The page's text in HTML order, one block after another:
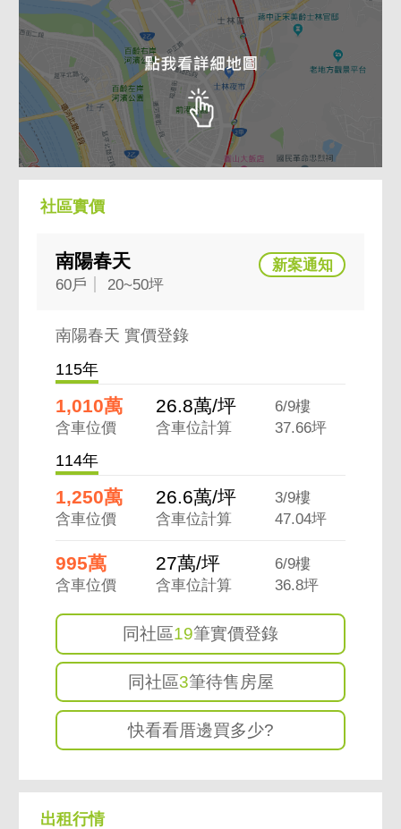
社區實價
南陽春天
60戶 20~50坪
南陽春天 實價登錄
115年
1,010萬
含車位價
26.8萬/坪
含車位計算
6/9樓
37.66坪
114年
1,250萬
含車位價
26.6萬/坪
含車位計算
3/9樓
47.04坪
995萬
含車位價
27萬/坪
含車位計算
6/9樓
36.8坪
同社區19筆實價登錄
同社區3筆待售房屋
快看看厝邊買多少?
出租行情